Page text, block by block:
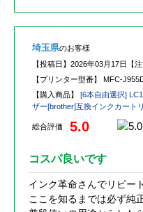
埼玉県のお客様
【投稿日】 2026年03月17日 【
【プリンター型番】 MFC-
【購入商品】 [6本自由選択]
ザー[brother]互換インクカート
総合評価 5.0
コスパ良いです
インク革命さんでリピー
ここを知るまでは必ず純